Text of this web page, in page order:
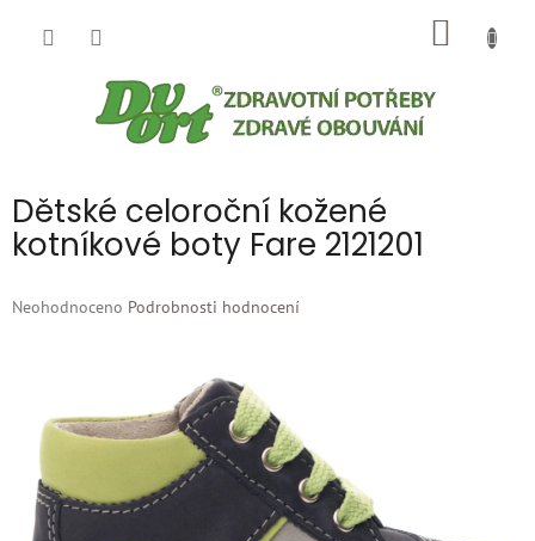
Dětské celoroční kožené
kotníkové boty Fare 2121201
Průměrné
hvězdiček.
Neohodnoceno Podrobnosti hodnocení